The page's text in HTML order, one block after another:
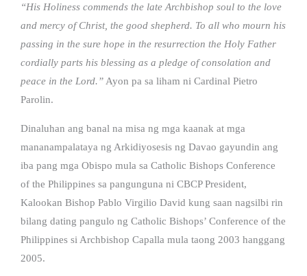
“His Holiness commends the late Archbishop soul to the love
and mercy of Christ, the good shepherd. To all who mourn his
passing in the sure hope in the resurrection the Holy Father
cordially parts his blessing as a pledge of consolation and
peace in the Lord.” Ayon pa sa liham ni Cardinal Pietro
Parolin.
Dinaluhan ang banal na misa ng mga kaanak at mga
mananampalataya ng Arkidiyosesis ng Davao gayundin ang
iba pang mga Obispo mula sa Catholic Bishops Conference
of the Philippines sa pangunguna ni CBCP President,
Kalookan Bishop Pablo Virgilio David kung saan nagsilbi rin
bilang dating pangulo ng Catholic Bishops’ Conference of the
Philippines si Archbishop Capalla mula taong 2003 hanggang
2005.